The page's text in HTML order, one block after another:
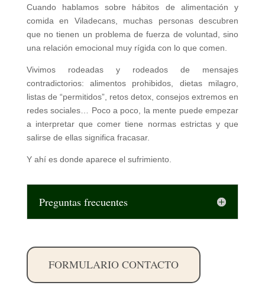
Cuando hablamos sobre hábitos de alimentación y
comida en Viladecans, muchas personas descubren
que no tienen un problema de fuerza de voluntad, sino
una relación emocional muy rígida con lo que comen.
Vivimos rodeadas y rodeados de mensajes
contradictorios: alimentos prohibidos, dietas milagro,
listas de “permitidos”, retos detox, consejos extremos en
redes sociales… Poco a poco, la mente puede empezar
a interpretar que comer tiene normas estrictas y que
salirse de ellas significa fracasar.
Y ahí es donde aparece el sufrimiento.
Preguntas frecuentes
FORMULARIO CONTACTO